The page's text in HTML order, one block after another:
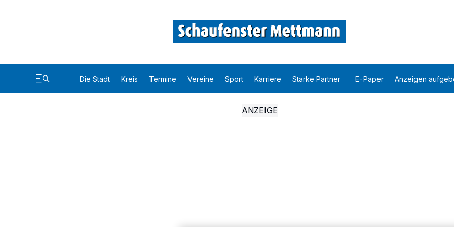
Die Stadt Kreis Termine Vereine Sport Karriere Starke Partner E-Paper Anzeigen